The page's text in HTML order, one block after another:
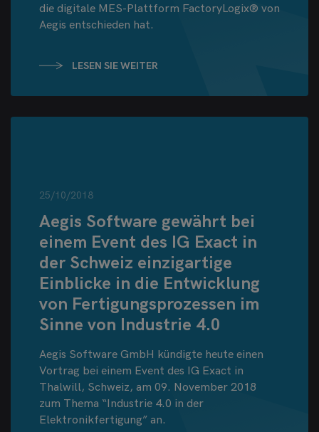
die digitale MES-Plattform FactoryLogix® von
Aegis entschieden hat.
LESEN SIE WEITER
25/10/2018
Aegis Software gewährt bei
einem Event des IG Exact in
der Schweiz einzigartige
Einblicke in die Entwicklung
von Fertigungsprozessen im
Sinne von Industrie 4.0
Aegis Software GmbH kündigte heute einen
Vortrag bei einem Event des IG Exact in
Thalwill, Schweiz, am 09. November 2018
zum Thema “Industrie 4.0 in der
Elektronikfertigung” an.